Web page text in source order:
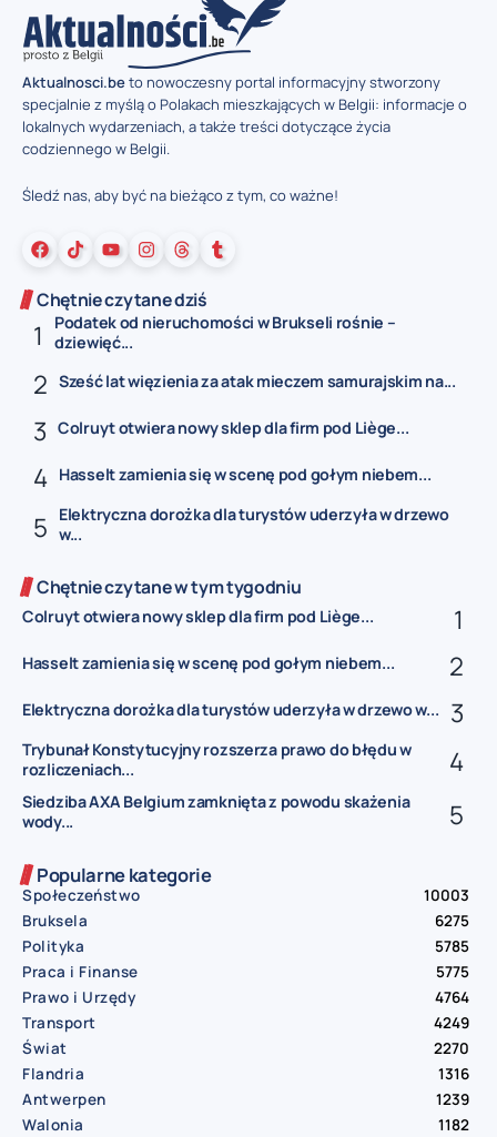
Aktualnosci.beto nowoczesny portal informacyjny stworzony
specjalnie z myślą o Polakach mieszkających w Belgii: informacje o
lokalnych wydarzeniach, a także treści dotyczące życia
codziennego w Belgii.
Śledź nas, aby być na bieżąco z tym, co ważne!
Chętnie czytane dziś
Podatek od nieruchomości w Brukseli rośnie –
dziewięć...
Sześć lat więzienia za atak mieczem samurajskim na...
Colruyt otwiera nowy sklep dla firm pod Liège...
Hasselt zamienia się w scenę pod gołym niebem...
Elektryczna dorożka dla turystów uderzyła w drzewo
w...
Chętnie czytane w tym tygodniu
Colruyt otwiera nowy sklep dla firm pod Liège...
Hasselt zamienia się w scenę pod gołym niebem...
Elektryczna dorożka dla turystów uderzyła w drzewo w...
Trybunał Konstytucyjny rozszerza prawo do błędu w
rozliczeniach...
Siedziba AXA Belgium zamknięta z powodu skażenia
wody...
Popularne kategorie
Społeczeństwo
10003
Bruksela
6275
Polityka
5785
Praca i Finanse
5775
Prawo i Urzędy
4764
Transport
4249
Świat
2270
Flandria
1316
Antwerpen
1239
Walonia
1182